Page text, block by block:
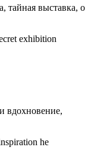
тайная выставка, о
exhibition
вдохновение,
he